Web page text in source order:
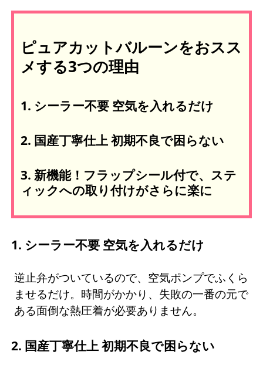
ピュアカットバルーンをおスス
メする3つの理由
1. シーラー不要 空気を入れるだけ
2. 国産丁寧仕上 初期不良で困らない
3. 新機能！フラップシール付で、ステ
ィックへの取り付けがさらに楽に
1. シーラー不要 空気を入れるだけ
逆止弁がついているので、空気ポンプでふくら
ませるだけ。時間がかかり、失敗の一番の元で
ある面倒な熱圧着が必要ありません。
2. 国産丁寧仕上 初期不良で困らない